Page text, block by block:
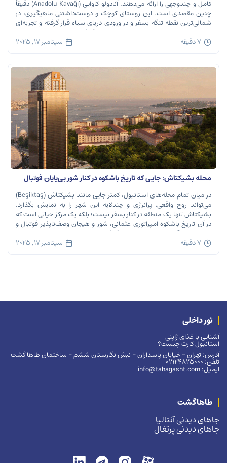
کامل و چندوجهی را ارائه می‌دهند. آنادولو کاوایی (Anadolu Kavağı) دقیقاً
چنین مقصدی است. این روستای کوچک و دوست‌داشتنی ماهیگیری، در
شمالی‌ترین نقطه تنگه بسفر و در ورودی دریای سیاه قرار گرفته و تجربه‌ای
بی‌نظیر از تاریخ، طبیعت و طعم‌های اصیل را […]
7 دقیقه سپتامبر 17, 2025
محله بشیکتاش: جایی که تاریخ باشکوه در کنار شور بی‌پایان فوتبال
نفس می‌کشد
در میان تمام محله‌های استانبول، کمتر جایی مانند بشیکتاش (Beşiktaş)
می‌تواند روح واقعی، پرانرژی و چندلایه این شهر را به نمایش بگذارد.
بشیکتاش تنها یک منطقه در کنار بسفر نیست؛ بلکه یک مرکز حیاتی است که
در آن تاریخ باشکوه امپراتوری عثمانی، شور و هیجان وصف‌ناپذیر فوتبال و
ریتم تند زندگی مدرن شهری در هم […]
7 دقیقه سپتامبر 17, 2025
طاهاگشت
جاهای دیدنی آنتالیا
جاهای دیدنی پرتغال
تور داخلی
آشنایی با غذای ژاپنی
استانبول کارت چیست؟
آدرس: تهران – خیابان پاسداران – نبش نگارستان ششم – ساختمان طاها گشت
تلفن: 02124825000
ایمیل: info@tahagasht.com